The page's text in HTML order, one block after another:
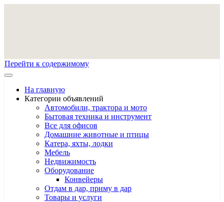
Перейти к содержимому
На главную
Категории объявлений
Автомобили, трактора и мото
Бытовая техника и инструмент
Все для офисов
Домашние животные и птицы
Катера, яхты, лодки
Мебель
Недвижимость
Оборудование
Конвейеры
Отдам в дар, приму в дар
Товары и услуги